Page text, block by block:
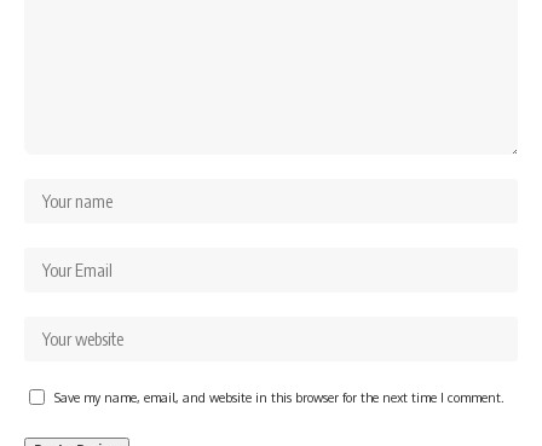
Save my name, email, and website in this browser for the next time I comment.